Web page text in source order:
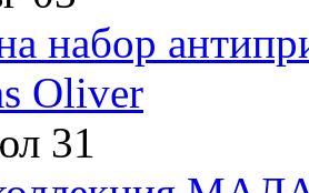
набор
Oliver
31